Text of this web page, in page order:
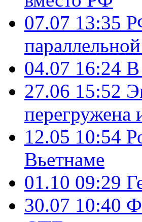
07.07 13:35
04.07 16:24 В
27.06 15:52
перегружена
12.05 10:54
Вьетнаме
01.10 09:29
30.07 10:40